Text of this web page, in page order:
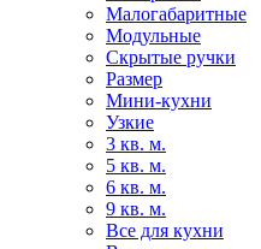
Малогабаритные
Модульные
Скрытые ручки
Размер
Мини-кухни
Узкие
3 кв. м.
5 кв. м.
6 кв. м.
9 кв. м.
Все для кухни